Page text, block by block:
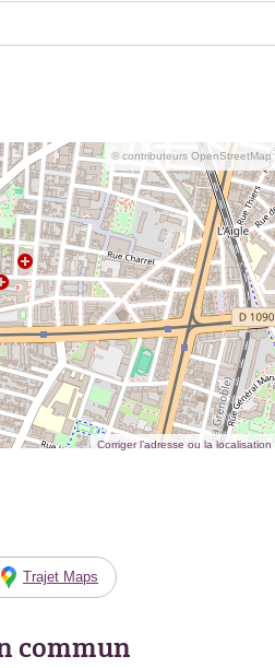
© contributeurs OpenStreetMap
Corriger l’adresse ou la localisation
Trajet Maps
commun